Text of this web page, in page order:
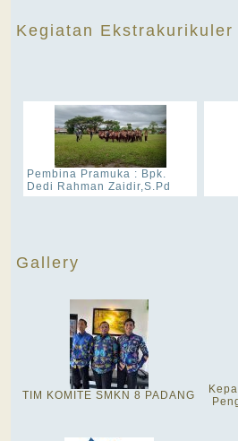
Kegiatan Ekstrakurikuler
Pembina Pramuka : Bpk.
Dedi Rahman Zaidir,S.Pd
Gallery
TIM KOMITE SMKN 8 PADANG